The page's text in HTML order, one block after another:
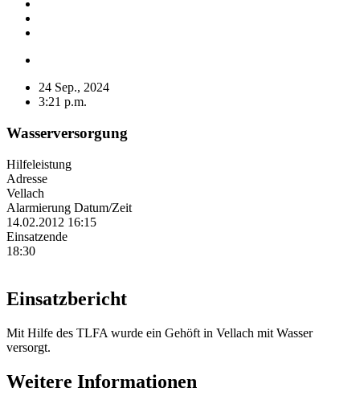
24 Sep., 2024
3:21 p.m.
Wasserversorgung
Hilfeleistung
Adresse
Vellach
Alarmierung Datum/Zeit
14.02.2012 16:15
Einsatzende
18:30
Einsatzbericht
Mit Hilfe des TLFA wurde ein Gehöft in Vellach mit Wasser
versorgt.
Weitere Informationen